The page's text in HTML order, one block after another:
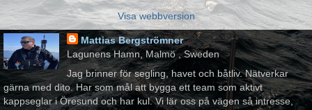
Visa webbversion
Mattias Bergströmner
Lagunens Hamn, Malmö , Sweden
Jag brinner för segling, havet och båtliv. Nätverkar
gärna med dito. Har som mål att bygga ett team som aktivt
kappseglar i Öresund och har kul. Vi lär oss på vägen så intresse,